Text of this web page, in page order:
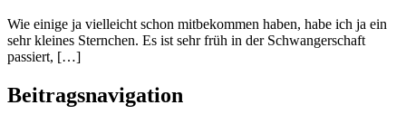
Wie einige ja vielleicht schon mitbekommen haben, habe ich ja ein
sehr kleines Sternchen. Es ist sehr früh in der Schwangerschaft
passiert, […]
Beitragsnavigation